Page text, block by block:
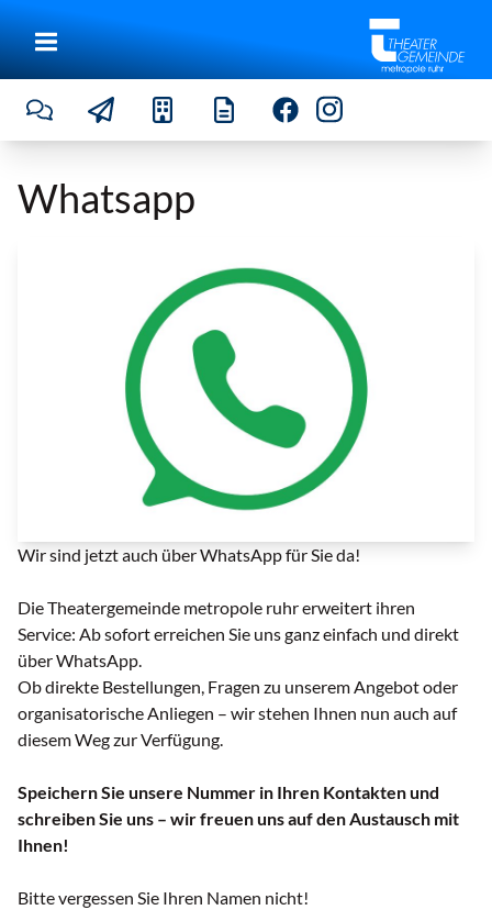
Whatsapp
Wir sind jetzt auch über WhatsApp für Sie da!
Die Theatergemeinde metropole ruhr erweitert ihren
Service: Ab sofort erreichen Sie uns ganz einfach und direkt
über WhatsApp.
Ob direkte Bestellungen, Fragen zu unserem Angebot oder
organisatorische Anliegen – wir stehen Ihnen nun auch auf
diesem Weg zur Verfügung.
Speichern Sie unsere Nummer in Ihren Kontakten und
schreiben Sie uns – wir freuen uns auf den Austausch mit
Ihnen!
Bitte vergessen Sie Ihren Namen nicht!
Whatsapp | © Canva | Lizenz: